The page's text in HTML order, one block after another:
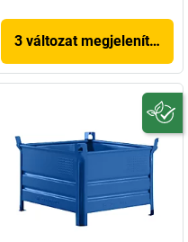
3 változat megjelenítése